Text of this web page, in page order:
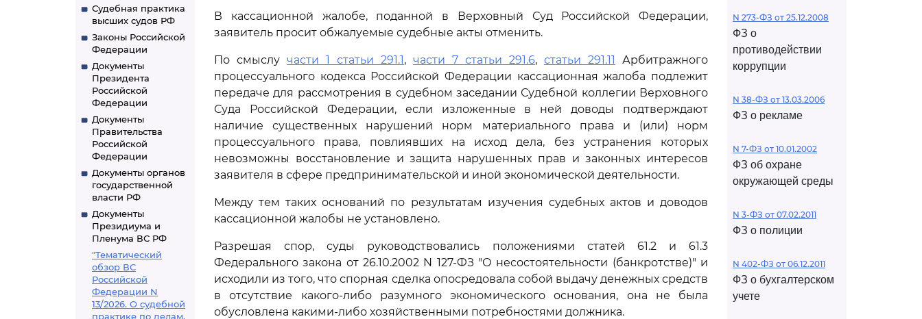
Судебная практика
высших судов РФ
Законы Российской
Федерации
Документы
Президента
Российской
Федерации
Документы
Правительства
Российской
Федерации
Документы органов
государственной
власти РФ
Документы
Президиума и
Пленума ВС РФ
"Тематический
обзор ВС
Российской
Федерации N
13/2026. О судебной
практике по делам,
В кассационной жалобе, поданной в Верховный Суд Российской Федерации,
заявитель просит обжалуемые судебные акты отменить.
По смыслу части 1 статьи 291.1, части 7 статьи 291.6, статьи 291.11
Арбитражного
процессуального кодекса Российской Федерации кассационная жалоба подлежит
передаче для рассмотрения в судебном заседании Судебной коллегии Верховного
Суда Российской Федерации, если изложенные в ней доводы подтверждают
наличие существенных нарушений норм материального права и (или) норм
процессуального права, повлиявших на исход дела, без устранения которых
невозможны восстановление и защита нарушенных прав и законных интересов
заявителя в сфере предпринимательской и иной экономической деятельности.
Между тем таких оснований по результатам изучения судебных актов и доводов
кассационной жалобы не установлено.
Разрешая спор, суды руководствовались положениями статей 61.2 и 61.3
Федерального закона от 26.10.2002 N 127-ФЗ "О несостоятельности (банкротстве)" и
исходили из того, что спорная сделка опосредовала собой выдачу денежных средств
в отсутствие какого-либо разумного экономического основания, она не была
обусловлена какими-либо хозяйственными потребностями должника.
N 273-ФЗ от 25.12.2008
ФЗ о
противодействии
коррупции
N 38-ФЗ от 13.03.2006
ФЗ о рекламе
N 7-ФЗ от 10.01.2002
ФЗ об охране
окружающей среды
N 3-ФЗ от 07.02.2011
ФЗ о полиции
N 402-ФЗ от 06.12.2011
ФЗ о бухгалтерском
учете